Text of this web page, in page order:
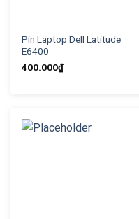
Pin Laptop Dell Latitude
E6400
400.000₫